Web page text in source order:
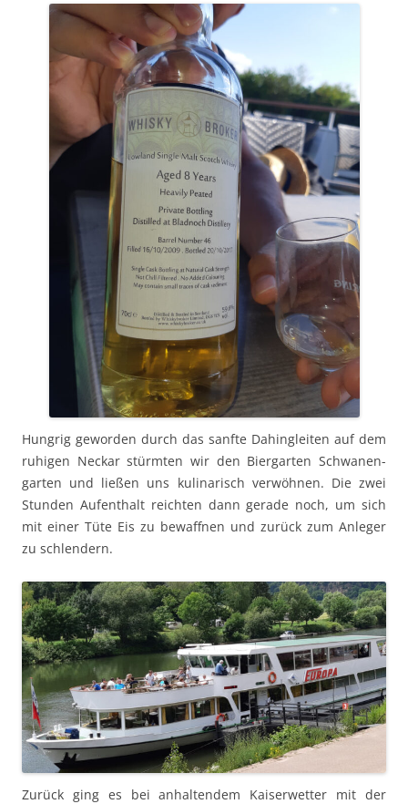
Hun­grig gewor­den durch das san­fte Dahin­gleit­en auf dem
ruhi­gen Neckar stürmten wir den Bier­garten Schwa­nen­
garten und ließen uns kuli­nar­isch ver­wöh­nen. Die zwei
Stun­den Aufen­thalt reicht­en dann ger­ade noch, um sich
mit ein­er Tüte Eis zu bewaffnen und zurück zum Anleger
zu schlendern.
Zurück ging es bei anhal­ten­dem Kaiser­wet­ter mit der